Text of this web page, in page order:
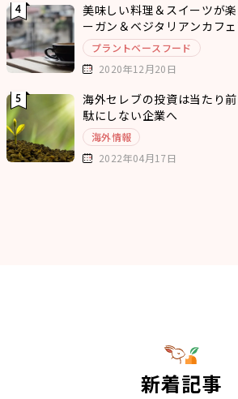
美味しい料理＆スイーツが
ーガン＆ベジタリアンカフ
プラントベースフード
2020年12月20日
海外セレブの投資は当たり
駄にしない企業へ
海外情報
2022年04月17日
新着記事